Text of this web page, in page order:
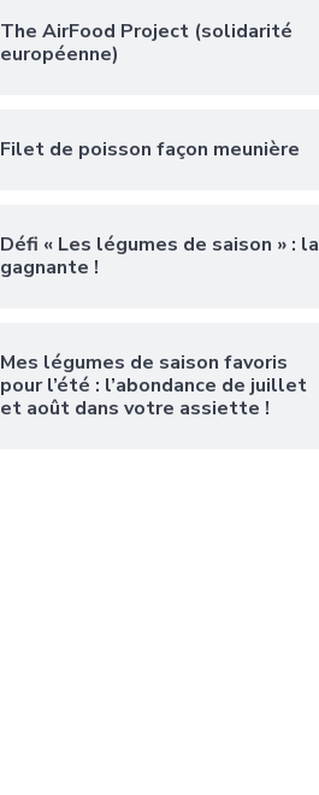
The AirFood Project (solidarité
européenne)
Filet de poisson façon meunière
Défi « Les légumes de saison » : la
gagnante !
Mes légumes de saison favoris
pour l’été : l’abondance de juillet
et août dans votre assiette !